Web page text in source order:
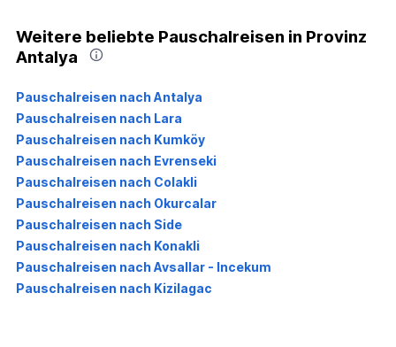
Weitere beliebte Pauschalreisen in Provinz
Antalya
Pauschalreisen nach Antalya
Pauschalreisen nach Lara
Pauschalreisen nach Kumköy
Pauschalreisen nach Evrenseki
Pauschalreisen nach Colakli
Pauschalreisen nach Okurcalar
Pauschalreisen nach Side
Pauschalreisen nach Konakli
Pauschalreisen nach Avsallar - Incekum
Pauschalreisen nach Kizilagac